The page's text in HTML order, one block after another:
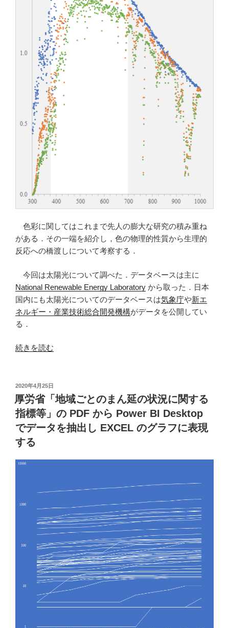
色彩に関してはこれまで先人の膨大な研究の積み重ね
がある．その一端を紹介し，色の物理的性質から生理的
反応への橋渡しについて考察する．
今回は太陽光について調べた．データベースは主に
National Renewable Energy Laboratory から取った．日本
国内にも太陽光についてのデータベースは気象庁や新エ
ネルギー・産業技術総合開発機構がデータを公開してい
る．
“色
覚
(1)
太
陽
光”
の
続きを読む
投
稿
日:
2020年4月25日
厚労省「地域ごとのまん延の状況に関する
指標等」の PDF から Power BI Desktop
でデータを抽出し EXCEL のグラフに表現
する